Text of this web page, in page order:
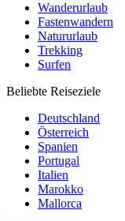
Wanderurlaub
Fastenwandern
Natururlaub
Trekking
Surfen
Beliebte Reiseziele
Deutschland
Österreich
Spanien
Portugal
Italien
Marokko
Mallorca